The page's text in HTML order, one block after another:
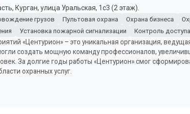
Курган, улица Уральская, 1с3 (2 этаж).
грузов Пультовая охрана Охрана бизнеса
Установка пожарной сигнализации Контроль
«Центурион» – это уникальная организация,
создать мощную команду профессионалов,
За долгие годы работы «Центурион» смог
охранных услуг.